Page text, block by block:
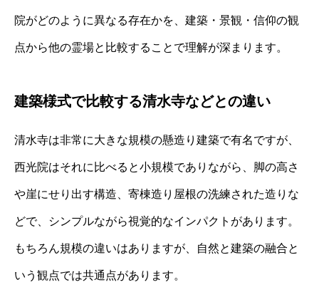
院がどのように異なる存在かを、建築・景観・信仰の観
点から他の霊場と比較することで理解が深まります。
建築様式で比較する清水寺などとの違い
清水寺は非常に大きな規模の懸造り建築で有名ですが、
西光院はそれに比べると小規模でありながら、脚の高さ
や崖にせり出す構造、寄棟造り屋根の洗練された造りな
どで、シンプルながら視覚的なインパクトがあります。
もちろん規模の違いはありますが、自然と建築の融合と
いう観点では共通点があります。